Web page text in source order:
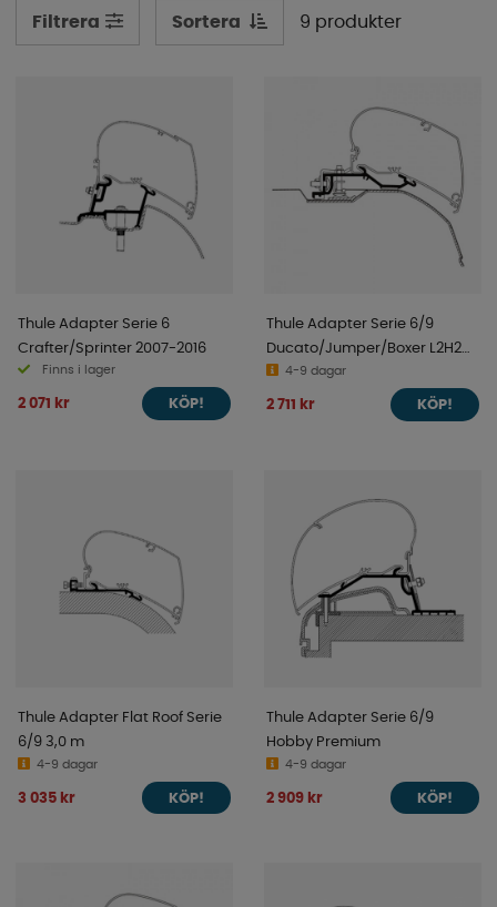
Filtrera Sortera 9 produkter
Thule Adapter Serie 6
Crafter/Sprinter 2007-2016
Finns i lager
2 071 kr KÖP!
Thule Adapter Serie 6/9
Ducato/Jumper/Boxer L2H2
2007-4-9 dagar
2 711 kr KÖP!
Thule Adapter Flat Roof Serie
6/9 3,0 m
4-9 dagar
3 035 kr KÖP!
Thule Adapter Serie 6/9
Hobby Premium
4-9 dagar
2 909 kr KÖP!